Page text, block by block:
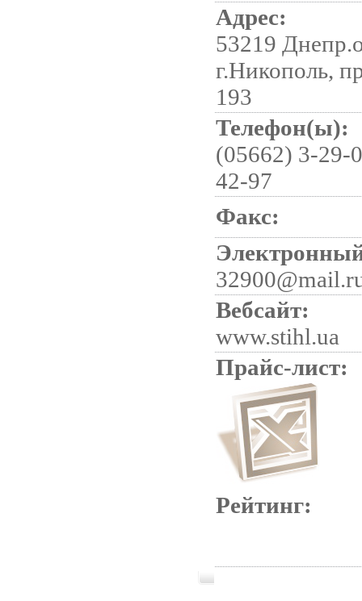
Адрес:
53219
г.Никополь,
193
Телефон(ы):
(05662) 3-29-
42-97
Факс:
Вебсайт:
www.stihl.ua
Прайс-лист:
Рейтинг: